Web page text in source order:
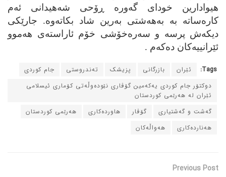
هیوادارین خودای گه‌وره‌ ڕۆحی شه‌هیدانی ئه‌م
کاره‌ساته‌ به‌ به‌هه‌شتی به‌رین شاد بکاته‌وه‌. جارێکی
دیکه‌ش پرسه‌ و سه‌ره‌خۆشی خۆم ئاراسته‌ی هه‌موو
ئێرانییه‌کان ده‌که‌م .
Tags: ئێران بازرگانی پزیشک ته‌ندروستی
جام کوردی
دوکتۆر جام کوردی یه‌که‌مین گۆڤاری نێوده‌وڵه‌تی کۆماری ئیسلامی
ئێران له‌ هه‌رێمی کوردستان
گه‌شت و گه‌شتیاری
گۆڤار هاورده‌کاری
هه‌رێمی کوردستان
هه‌نارده‌کاری
هه‌واڵه‌کان
Previous Post